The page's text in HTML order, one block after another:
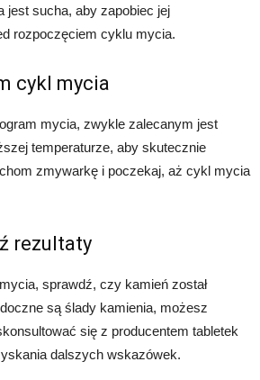
jest sucha, aby zapobiec jej
rozpoczęciem cyklu mycia.
cykl mycia
mycia, zwykle zalecanym jest
temperaturze, aby skutecznie
zmywarkę i poczekaj, aż cykl mycia
rezultaty
sprawdź, czy kamień został
są ślady kamienia, możesz
się z producentem tabletek
dalszych wskazówek.